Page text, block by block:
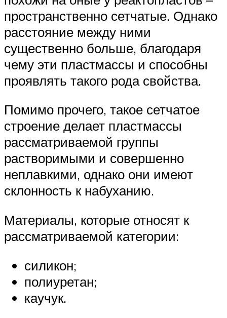
пространственно сетчатые. Однако
расстояние между ними
существенно больше, благодаря
чему эти пластмассы и способны
проявлять такого рода свойства.
Помимо прочего, такое сетчатое
строение делает пластмассы
рассматриваемой группы
растворимыми и совершенно
неплавкими, однако они имеют
склонность к набуханию.
Материалы, которые относят к
рассматриваемой категории:
силикон;
полиуретан;
каучук.